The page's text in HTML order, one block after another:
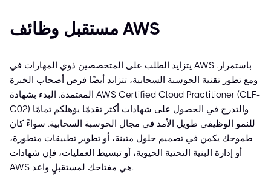
مستقبل وظائف AWS
يتزايد الطلب على المتخصصين ذوي المهارات في AWS باستمرار.
ومع تطور تقنية الحوسبة السحابية، تتزايد أيضًا فرص أصحاب الخبرة
المعتمدة. البدء بشهادة AWS Certified Cloud Practitioner (CLF-
C02) والتدرج في الحصول على شهادات أكثر تقدمًا يؤهلكم تمامًا
للنمو الوظيفي طويل الأمد في مجال الحوسبة السحابية. سواءً كان
طموحك يكمن في تصميم حلول متينة، أو تطوير تطبيقات متطورة،
أو إدارة البنية التحتية الحيوية، أو تبسيط العمليات، فإن شهادات
AWS هي مفتاحك لمستقبلٍ واعد.